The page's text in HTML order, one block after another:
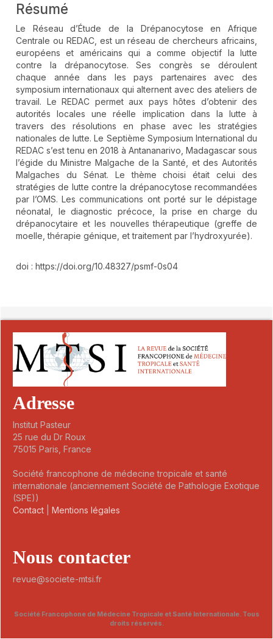
Résumé
Le Réseau d’Étude de la Drépanocytose en Afrique
Centrale ou REDAC, est un réseau de chercheurs africains,
européens et américains qui a comme objectif la lutte
contre la drépanocytose. Ses congrès se déroulent
chaque année dans les pays partenaires avec des
symposium internationaux qui alternent avec des ateliers de
travail. Le REDAC permet aux pays hôtes d’obtenir des
autorités locales une réelle implication dans la lutte à
travers des résolutions en phase avec les stratégies
nationales de lutte. Le Septième Symposium International du
REDAC s’est tenu en 2018 à Antananarivo, Madagascar sous
l’égide du Ministre Malgache de la Santé, et des Autorités
Malgaches du Sénat. Le thème choisi était celui des
stratégies de lutte contre la drépanocytose recommandées
par l’OMS. Les communications ont porté sur le dépistage
néonatal, le diagnostic précoce, la prise en charge du
drépanocytaire et les nouvelles thérapeutique (greffe de
moelle, thérapie génique, et traitement par l’hydroxyurée).
doi : https://doi.org/10.48327/psmf-0s04
Adresse
Institut Pasteur
25 rue du Dr Roux
75015 Paris, France
Société francophone de médecine tropicale et santé
internationale (anciennement Société de Pathologie Exotique
(SPE))
Contact
Mentions légales
Nous contacter
revue@societe-mtsi.fr
Société Francophone de Médecine Tropicale et Santé Internationale. Tous
droits réservés.